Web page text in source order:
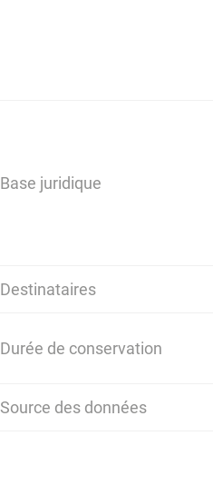
Base juridique
Destinataires
Durée de conservation
Source des données